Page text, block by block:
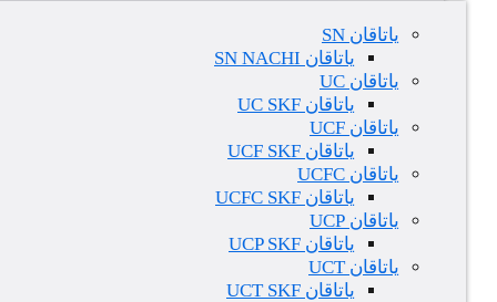
یاتاقان SN
یاتاقان SN NACHI
یاتاقان UC
یاتاقان UC SKF
یاتاقان UCF
یاتاقان UCF SKF
یاتاقان UCFC
یاتاقان UCFC SKF
یاتاقان UCP
یاتاقان UCP SKF
یاتاقان UCT
یاتاقان UCT SKF